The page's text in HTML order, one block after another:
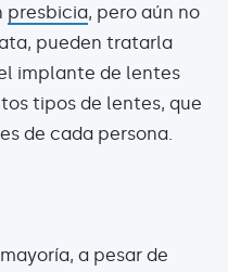
presbicia, pero aún no
pueden tratarla
implante de lentes
tipos de lentes, que
de cada persona.
a pesar de